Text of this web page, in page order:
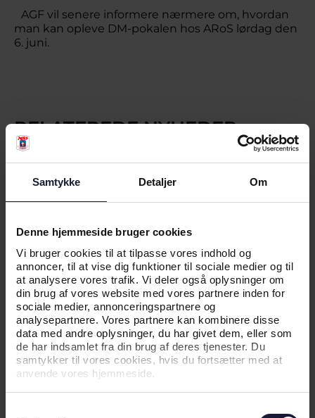
Samtykke Detaljer Om
Denne hjemmeside bruger cookies
Vi bruger cookies til at tilpasse vores indhold og
annoncer, til at vise dig funktioner til sociale medier og til
at analysere vores trafik. Vi deler også oplysninger om
din brug af vores website med vores partnere inden for
sociale medier, annonceringspartnere og
analysepartnere. Vores partnere kan kombinere disse
data med andre oplysninger, du har givet dem, eller som
de har indsamlet fra din brug af deres tjenester. Du
samtykker til vores cookies, hvis du fortsætter med at
anvende vores hjemmeside.
AGF vil senere informere nærmere om, hvordan
man kan opleve DM-pokalen hos ARoS lørdag den
6. juni.
RELATEREDE NYHEDER
NYHED
CHAMPIONS LEAGUE